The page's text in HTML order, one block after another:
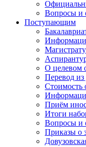
Вопросы и
Поступающим
О целевом
Перевод из
Стоимость
Приём
Итоги
Вопросы и
Приказы о